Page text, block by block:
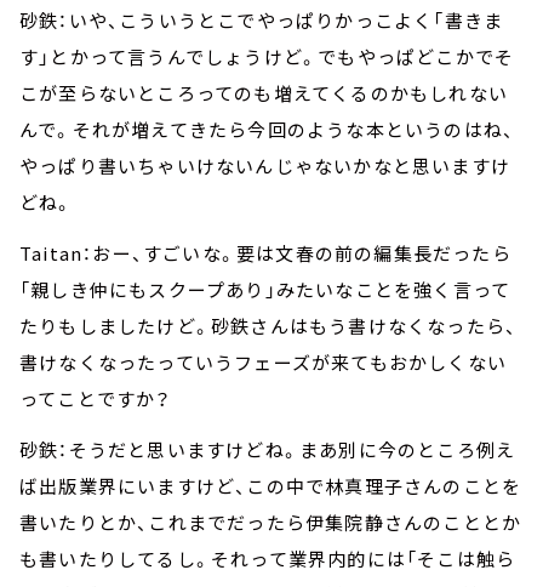
砂鉄：いや、こういうとこでやっぱりかっこよく「書きま
す」とかって言うんでしょうけど。でもやっぱどこかでそ
こが至らないところってのも増えてくるのかもしれない
んで。それが増えてきたら今回のような本というのはね、
やっぱり書いちゃいけないんじゃないかなと思いますけ
どね。
Taitan：おー、すごいな。要は文春の前の編集長だったら
「親しき仲にもスクープあり」みたいなことを強く言って
たりもしましたけど。砂鉄さんはもう書けなくなったら、
書けなくなったっていうフェーズが来てもおかしくない
ってことですか？
砂鉄：そうだと思いますけどね。まあ別に今のところ例え
ば出版業界にいますけど、この中で林真理子さんのことを
書いたりとか、これまでだったら伊集院静さんのこととか
も書いたりしてるし。それって業界内的には「そこは触ら